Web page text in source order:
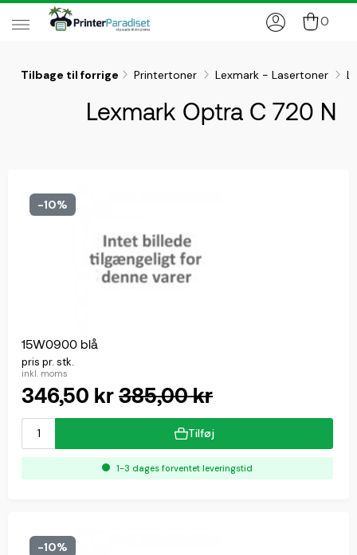
0
Tilbage til forrige Printertoner Lexmark - Lasertoner
Lexmark Optra C 720 N
-10%
15W0900 blå
pris pr. stk.
inkl. moms
346,50 kr385,00 kr
Tilføj
1-3 dages forventet leveringstid
-10%